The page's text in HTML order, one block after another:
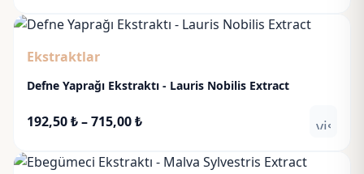
192,50 ₺
Ekstraktlar
Defne Yaprağı Ekstraktı - Lauris Nobilis Extract
192,50₺–715,00₺Fiyat
192,50 ₺